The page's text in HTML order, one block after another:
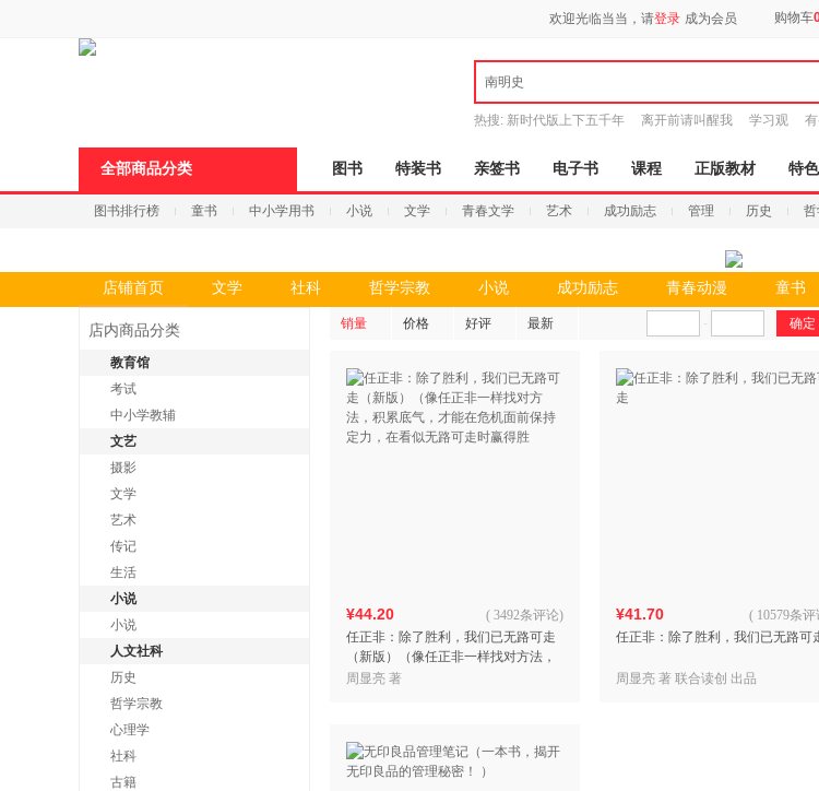
欢迎光临当当，请登录 成为会员 购物车
南明史
热搜: 新时代版上下五千年 离开前请叫醒我 学习观
全部商品分类 图书 特装书 亲签书 电子书 课程 正版教材 特
图书排行榜 童书 中小学用书 小说 文学 青春文学 艺术 成功励志 管理 历史
店铺首页 文学 社科 哲学宗教 小说 成功励志 青春动漫 童书
搜索
店内商品分类
教育馆
考试
中小学教辅
文艺
摄影
文学
艺术
传记
生活
小说
小说
人文社科
历史
哲学宗教
心理学
社科
古籍
销量 价格 好评 最新
¥44.20
任正非：除了胜利，我们已无路可走
（新版）（像任正非一样找对方法，
积累底气，才能在危机面前保持定
( 3492条评论)
周显亮 著
¥41.70
任正非：除了胜利，我们已无路可
( 10579条评
周显亮 著 联合读创 出品
页
浪